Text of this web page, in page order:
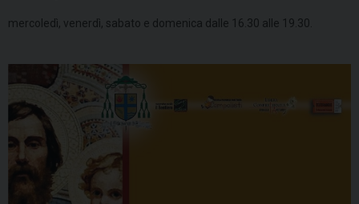
mercoledì, venerdì, sabato e domenica dalle 16.30 alle 19.30.